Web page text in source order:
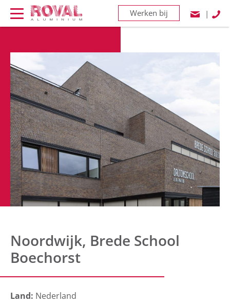
Werken bij |
Noordwijk, Brede School
Boechorst
Land: Nederland